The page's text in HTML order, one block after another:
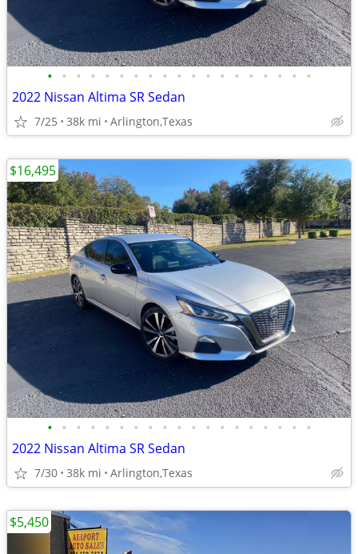
• • • • • • • • • • • • • • • • • • •
2022 Nissan Altima SR Sedan
7/25 38k mi Arlington,Texas
• • • • • • • • • • • • • • • • • • •
2022 Nissan Altima SR Sedan
7/30 38k mi Arlington,Texas
$16,495
$5,450